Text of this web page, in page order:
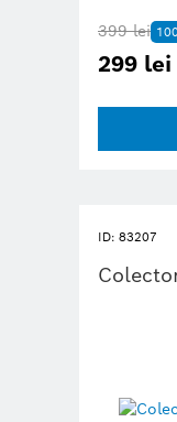
399 lei
299 lei
ID: 83207